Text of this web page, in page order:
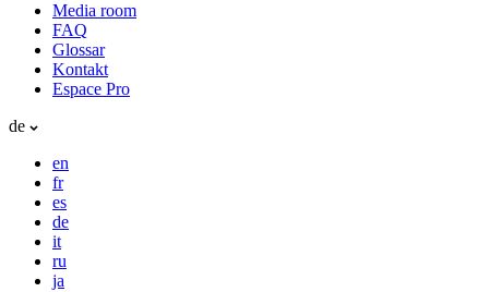
Media room
FAQ
Glossar
Kontakt
Espace Pro
de
en
fr
es
de
it
ru
ja